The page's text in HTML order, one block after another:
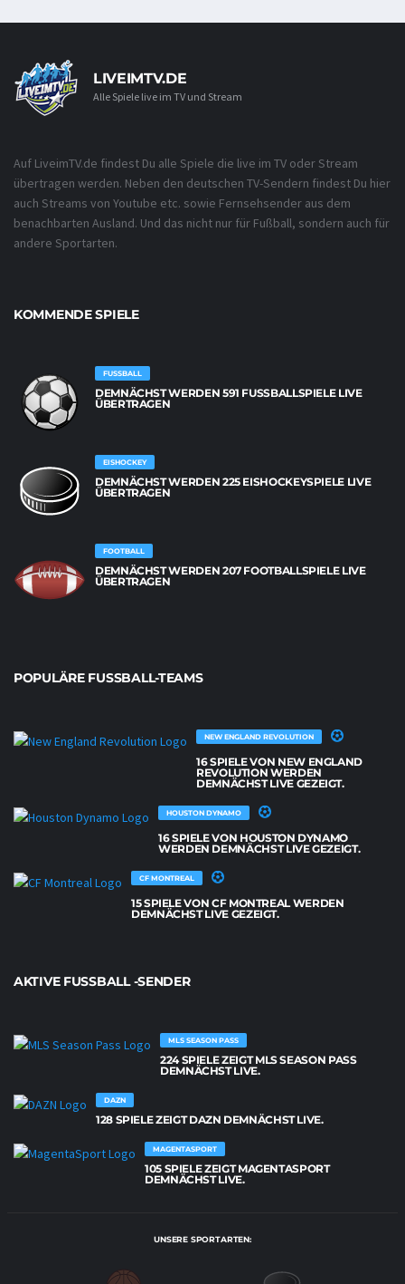
LIVEIMTV.DE
Alle Spiele live im TV und Stream
Auf LiveimTV.de findest Du alle Spiele die live im TV oder Stream
übertragen werden. Neben den deutschen TV-Sendern findest Du hier
auch Streams von Youtube etc. sowie Fernsehsender aus dem
benachbarten Ausland. Und das nicht nur für Fußball, sondern auch für
andere Sportarten.
KOMMENDE SPIELE
FUSSBALL
DEMNÄCHST WERDEN 591 FUSSBALLSPIELE LIVE Ü
BERTRAGEN
EISHOCKEY
DEMNÄCHST WERDEN 225 EISHOCKEYSPIELE LIVE
ÜBERTRAGEN
FOOTBALL
DEMNÄCHST WERDEN 207 FOOTBALLSPIELE LIVE
ÜBERTRAGEN
POPULÄRE FUSSBALL-TEAMS
NEW ENGLAND REVOLUTION
16 SPIELE VON NEW ENGLAND
REVOLUTION WERDEN
DEMNÄCHST LIVE GEZEIGT.
HOUSTON DYNAMO
16 SPIELE VON HOUSTON DYNAMO
WERDEN DEMNÄCHST LIVE GEZEIGT.
CF MONTREAL
15 SPIELE VON CF MONTREAL WERDEN
DEMNÄCHST LIVE GEZEIGT.
AKTIVE FUSSBALL -SENDER
MLS SEASON PASS
224 SPIELE ZEIGT MLS SEASON PASS
DEMNÄCHST LIVE.
DAZN
128 SPIELE ZEIGT DAZN DEMNÄCHST LIVE.
MAGENTASPORT
105 SPIELE ZEIGT MAGENTASPORT
DEMNÄCHST LIVE.
UNSERE SPORTARTEN: